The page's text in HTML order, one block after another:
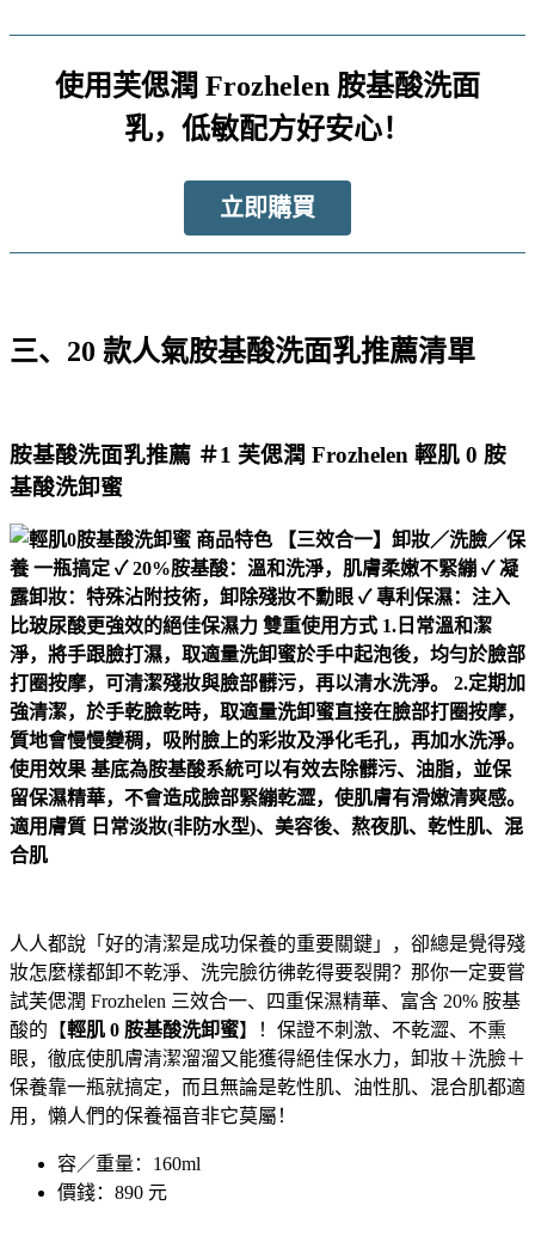
使用芙偲潤 Frozhelen 胺基酸洗面
乳，低敏配方好安心！
立即購買
三、20 款人氣胺基酸洗面乳推薦清單
胺基酸洗面乳推薦 ＃1 芙偲潤 Frozhelen 輕肌 0 胺
基酸洗卸蜜
人人都說「好的清潔是成功保養的重要關鍵」，卻總是覺得殘
妝怎麼樣都卸不乾淨、洗完臉彷彿乾得要裂開？那你一定要嘗
試芙偲潤 Frozhelen 三效合一、四重保濕精華、富含 20% 胺基
酸的【輕肌 0 胺基酸洗卸蜜】！保證不刺激、不乾澀、不熏
眼，徹底使肌膚清潔溜溜又能獲得絕佳保水力，卸妝＋洗臉＋
保養靠一瓶就搞定，而且無論是乾性肌、油性肌、混合肌都適
用，懶人們的保養福音非它莫屬！
容／重量：160ml
價錢：890 元